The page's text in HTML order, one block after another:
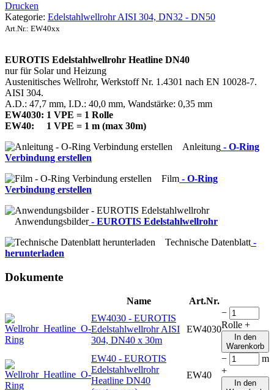
Drucken
Kategorie: Edelstahlwellrohr AISI 304, DN32 - DN50
Art.Nr.: EW40xx
EUROTIS Edelstahlwellrohr Heatline DN40
nur für Solar und Heizung
Austenitisches Wellrohr, Werkstoff Nr. 1.4301 nach EN 10028-7.
AISI 304.
A.D.: 47,7 mm, I.D.: 40,0 mm, Wandstärke: 0,35 mm
EW4030: 1 VPE = 1 Rolle
EW40: 1 VPE = 1 m (max 30m)
Anleitung - O-Ring
Verbindung erstellen
Film - O-Ring
Verbindung erstellen
Anwendungsbilder- EUROTIS Edelstahlwellrohr
Technische Datenblatt -
herunterladen
Dokumente
Name
Art.Nr.
EW4030 - EUROTIS
Edelstahlwellrohr AISI
304, DN40 x 30m
EW4030
−
Rolle +
In den
Warenkorb
EW40 - EUROTIS
Edelstahlwellrohr
Heatline DN40
EW40
−
m
+
In den